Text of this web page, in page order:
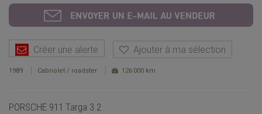
Créer une alerte Ajouter à ma sélection
1989 Cabriolet / roadster 126 000 km
PORSCHE 911 Targa 3.2